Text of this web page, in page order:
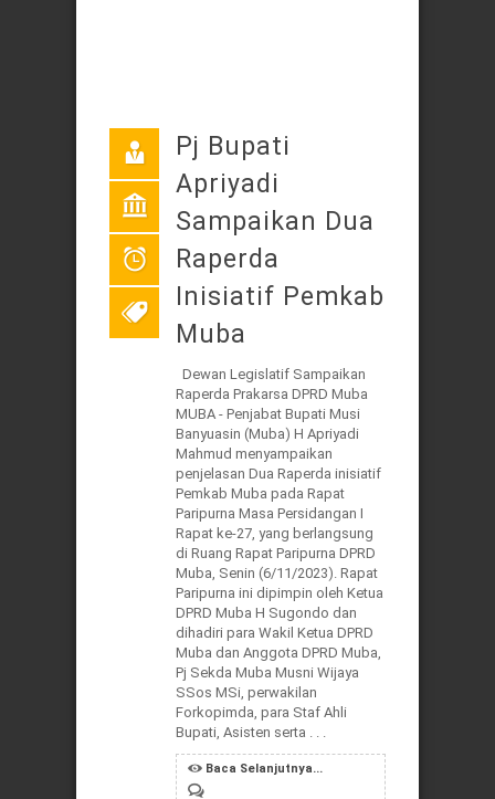
Pj Bupati
Apriyadi
Sampaikan Dua
Raperda
Inisiatif Pemkab
Muba
Dewan Legislatif Sampaikan
Raperda Prakarsa DPRD Muba
MUBA - Penjabat Bupati Musi
Banyuasin (Muba) H Apriyadi
Mahmud menyampaikan
penjelasan Dua Raperda inisiatif
Pemkab Muba pada Rapat
Paripurna Masa Persidangan I
Rapat ke-27, yang berlangsung
di Ruang Rapat Paripurna DPRD
Muba, Senin (6/11/2023). Rapat
Paripurna ini dipimpin oleh Ketua
DPRD Muba H Sugondo dan
dihadiri para Wakil Ketua DPRD
Muba dan Anggota DPRD Muba,
Pj Sekda Muba Musni Wijaya
SSos MSi, perwakilan
Forkopimda, para Staf Ahli
Bupati, Asisten serta . . .
Baca Selanjutnya...